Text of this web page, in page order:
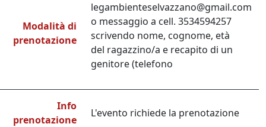
Modalità di
prenotazione
legambienteselvazzano@gmail.com
o messaggio a cell. 3534594257
scrivendo nome, cognome, età
del ragazzino/a e recapito di un
genitore (telefono
Info
prenotazione
L'evento richiede la prenotazione